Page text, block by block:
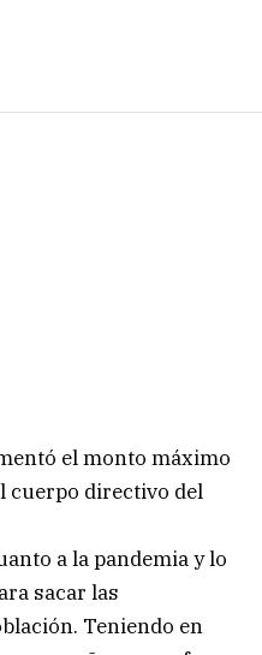
el monto máximo
cuerpo directivo del
a la pandemia y lo
sacar las
Teniendo en